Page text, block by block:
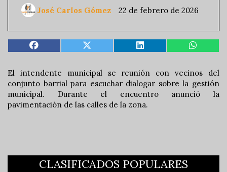
22 de febrero de 2026
José Carlos Gómez
El intendente municipal se reunión con vecinos del
conjunto barrial para escuchar dialogar sobre la gestión
municipal. Durante el encuentro anunció la
pavimentación de las calles de la zona.
CLASIFICADOS POPULARES